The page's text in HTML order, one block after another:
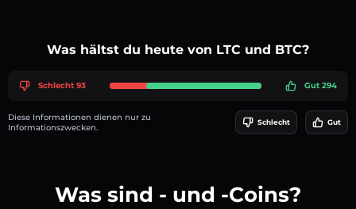
Was hältst du heute von LTC und BTC?
Schlecht 93 Gut 294
Diese Informationen dienen nur zu
Informationszwecken.
Schlecht Gut
Was sind - und -Coins?